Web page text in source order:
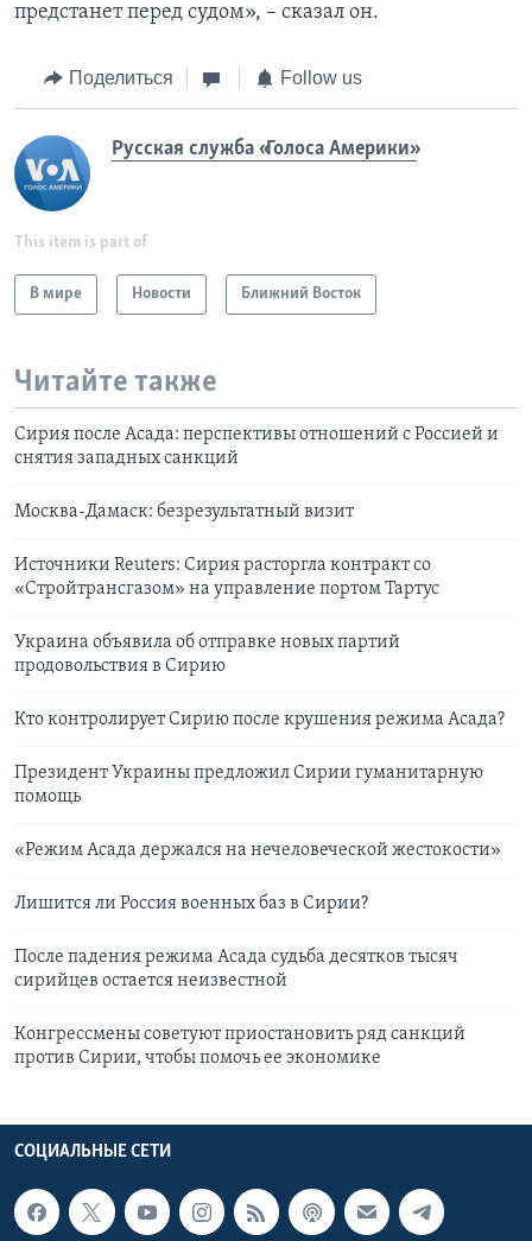
предстанет перед судом», – сказал он.
Поделиться Follow us
Русская служба «Голоса Америки»
This item is part of
В мире Новости Ближний Восток
Читайте также
Сирия после Асада: перспективы отношений с Россией и
снятия западных санкций
Москва-Дамаск: безрезультатный визит
Источники Reuters: Сирия расторгла контракт со
«Стройтрансгазом» на управление портом Тартус
Украина объявила об отправке новых партий
продовольствия в Сирию
Кто контролирует Сирию после крушения режима Асада?
Президент Украины предложил Сирии гуманитарную
помощь
«Режим Асада держался на нечеловеческой жестокости»
Лишится ли Россия военных баз в Сирии?
После падения режима Асада судьба десятков тысяч
сирийцев остается неизвестной
Конгрессмены советуют приостановить ряд санкций
против Сирии, чтобы помочь ее экономике
СОЦИАЛЬНЫЕ СЕТИ